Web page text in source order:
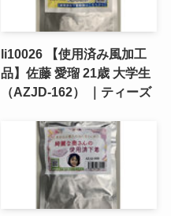
li10026 【使用済み風加工
品】佐藤 愛瑠 21歳 大学生
（AZJD-162） ｜ティーズ